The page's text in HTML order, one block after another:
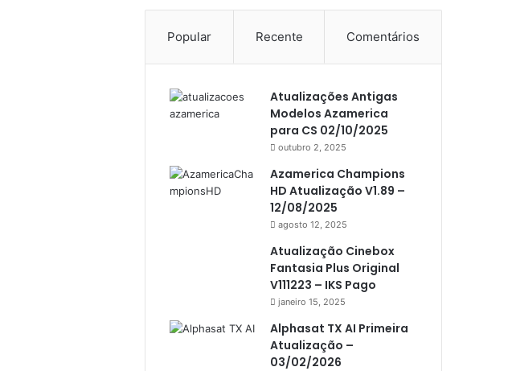
Americabox S105 Plus
Americabox S205 Plus
Americabox S305 Plus
Atacado Games
Athomics Eon
Athomics i3
Athomics i3 Bold
Athomics Inspire Qi
Athomics inspire Qi Compact
Popular Recente Comentários
Atualizações Antigas
Modelos Azamerica
para CS 02/10/2025
outubro 2, 2025
Azamerica Champions
HD Atualização V1.89 –
12/08/2025
agosto 12, 2025
Atualização Cinebox
Fantasia Plus Original
V111223 – IKS Pago
janeiro 15, 2025
Alphasat TX AI Primeira
Atualização –
03/02/2026